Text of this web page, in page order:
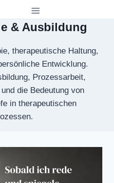
& Ausbildung
therapeutische Haltung,
Entwicklung.
Prozessarbeit,
die Bedeutung von
in therapeutischen